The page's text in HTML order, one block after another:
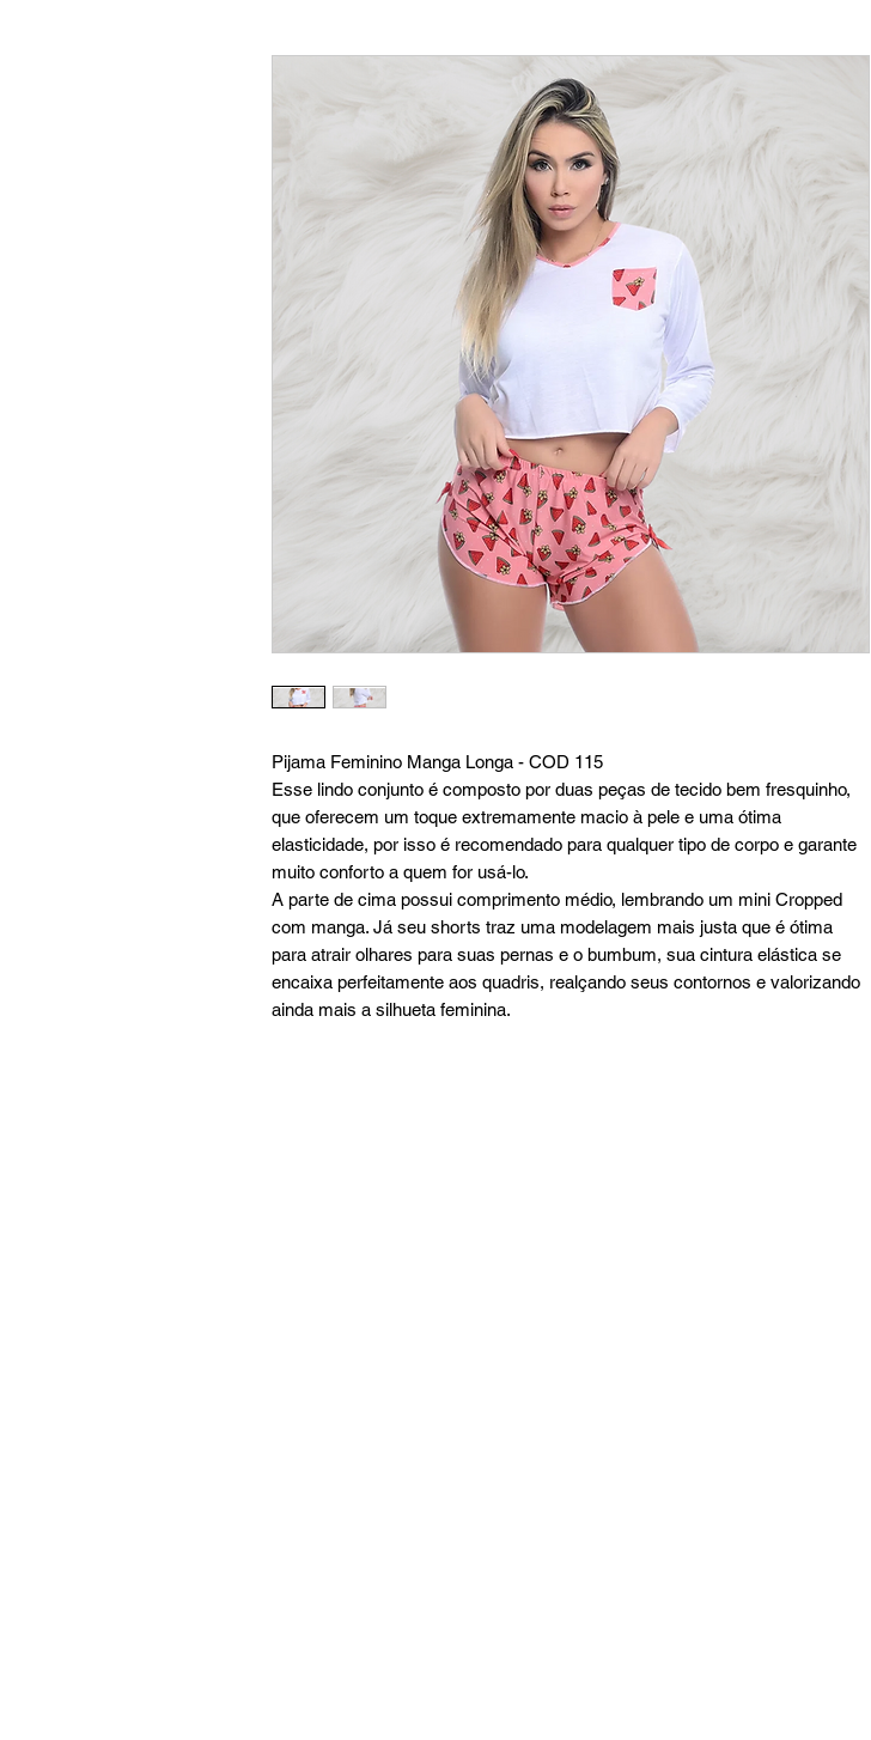
Pijama Feminino Manga Longa - COD 115
Esse lindo conjunto é composto por duas peças de tecido bem fresquinho,
que oferecem um toque extremamente macio à pele e uma ótima
elasticidade, por isso é recomendado para qualquer tipo de corpo e garante
muito conforto a quem for usá-lo.
A parte de cima possui comprimento médio, lembrando um mini Cropped
com manga. Já seu shorts traz uma modelagem mais justa que é ótima
para atrair olhares para suas pernas e o bumbum, sua cintura elástica se
encaixa perfeitamente aos quadris, realçando seus contornos e valorizando
ainda mais a silhueta feminina.